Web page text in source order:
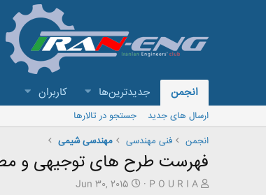
انجمن جدیدترین‌ها کاربران
ارسال های جدید
جستجو در تالارها
انجمن
فنی مهندسی مهندسی شیمی
فهرست طرح های توجیهی و
ش
P O U R I A
تJun 30, 2015